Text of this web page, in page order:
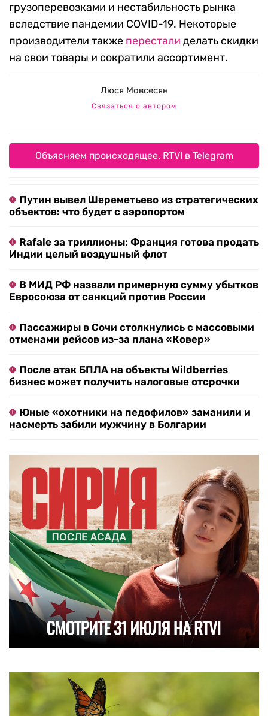
грузоперевозками и нестабильность рынка
вследствие пандемии COVID-19. Некоторые
производители также перестали делать скидки
на свои товары и сократили ассортимент.
Люся Мовсесян
Связаться с автором
Объясняем происходящее. RTVI в Telegram
Путин вывел Шереметьево из стратегических
объектов: что будет с аэропортом
Rafale за триллионы: Франция готова продать
Индии целый воздушный флот
В МИД РФ назвали примерную сумму убытков
Евросоюза от санкций против России
Пассажиры в Сочи столкнулись с массовыми
отменами рейсов из-за плана «Ковер»
После атак БПЛА на объекты Wildberries
бизнес может получить налоговые отсрочки
Юные «охотники на педофилов» заманили и
насмерть забили мужчину в Болгарии